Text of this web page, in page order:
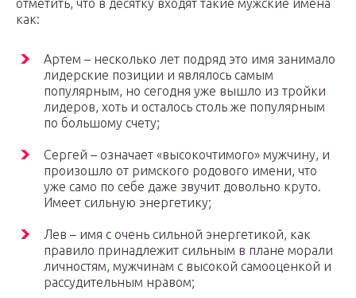
отметить, что в десятку входят такие мужские имена
как:
Артем – несколько лет подряд это имя занимало
лидерские позиции и являлось самым
популярным, но сегодня уже вышло из тройки
лидеров, хоть и осталось столь же популярным
по большому счету;
Сергей – означает «высокочтимого» мужчину, и
произошло от римского родового имени, что
уже само по себе даже звучит довольно круто.
Имеет сильную энергетику;
Лев – имя с очень сильной энергетикой, как
правило принадлежит сильным в плане морали
личностям, мужчинам с высокой самооценкой и
рассудительным нравом;